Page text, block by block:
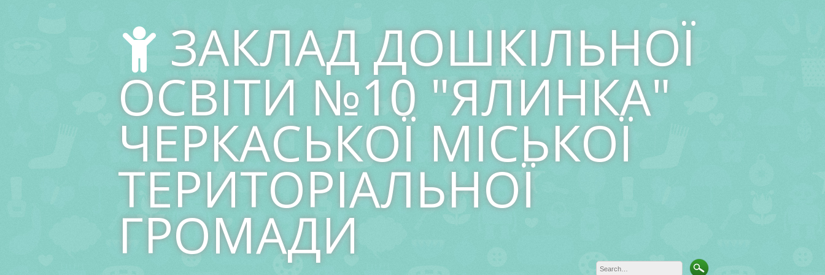
content
ЗАКЛАД ДОШКІЛЬНОЇ
ОСВІТИ №10 "ЯЛИНКА"
ЧЕРКАСЬКОЇ МІСЬКОЇ
ТЕРИТОРІАЛЬНОЇ
ГРОМАДИ